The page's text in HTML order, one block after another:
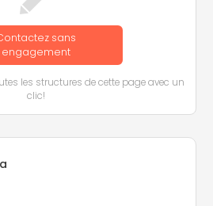
sans
engagement
les structures de cette page avec un
clic!